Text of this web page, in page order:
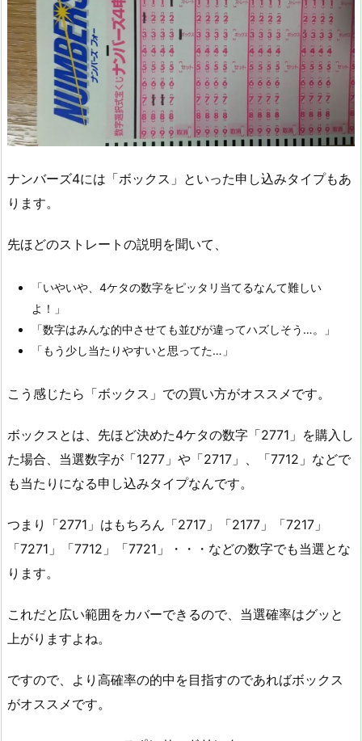
ナンバーズ4には「ボックス」といった申し込みタイプもあ
ります。
先ほどのストレートの説明を聞いて、
「いやいや、4ケタの数字をピッタリ当てるなんて難しい
よ！」
「数字はみんな的中させても並びが違ってハズしそう…。」
「もう少し当たりやすいと思ってた…」
こう感じたら「ボックス」での買い方がオススメです。
ボックスとは、先ほど決めた4ケタの数字「2771」を購入し
た場合、当選数字が「1277」や「2717」、「7712」などで
も当たりになる申し込みタイプなんです。
つまり「2771」はもちろん「2717」「2177」「7217」
「7271」「7712」「7721」・・・などの数字でも当選とな
ります。
これだと広い範囲をカバーできるので、当選確率はグッと
上がりますよね。
ですので、より高確率の的中を目指すのであればボックス
がオススメです。